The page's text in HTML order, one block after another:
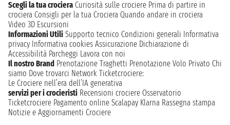
Scegli la tua crociera Curiosità sulle crociere Prima di partire in
crociera Consigli per la tua Crociera Quando andare in crociera
Video 3D Escursioni
Informazioni Utili Supporto tecnico Condizioni generali Informativa
privacy Informativa cookies Assicurazione Dichiarazione di
Accessibilità Parcheggi Lavora con noi
Il nostro Brand Prenotazione Traghetti Prenotazione Volo Privato Chi
siamo Dove trovarci Network Ticketcrociere:
Le Crociere nell’era dell’IA generativa
servizi per i crocieristi Recensioni crociere Osservatorio
Ticketcrociere Pagamento online Scalapay Klarna Rassegna stampa
Notizie e Aggiornamenti Crociere